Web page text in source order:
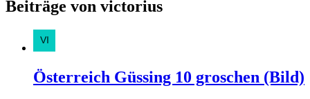
Beiträge von victorius
Österreich Güssing 10 groschen (Bild)